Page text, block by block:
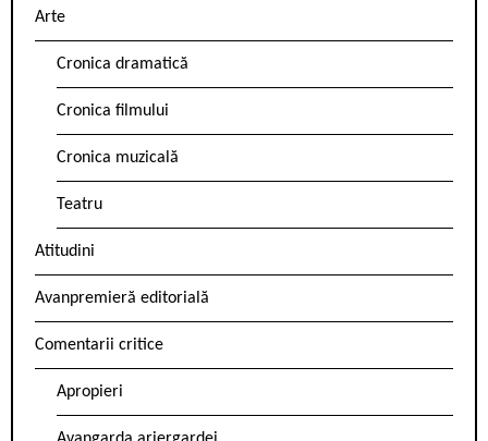
Arte
Cronica dramatică
Cronica filmului
Cronica muzicală
Teatru
Atitudini
Avanpremieră editorială
Comentarii critice
Apropieri